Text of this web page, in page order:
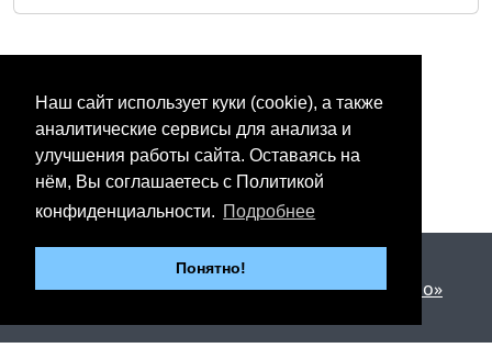
Наш сайт использует куки (cookie), а также
аналитические сервисы для анализа и
улучшения работы сайта. Оставаясь на
нём, Вы соглашаетесь с Политикой
конфиденциальности. Подробнее
Понятно!
2012 - 2026 © «Юнипартс»
Дизайн и разработка —Арт студия «Милано»